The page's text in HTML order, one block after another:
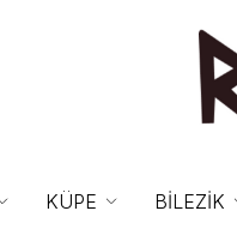
KÜPE BİLEZİK